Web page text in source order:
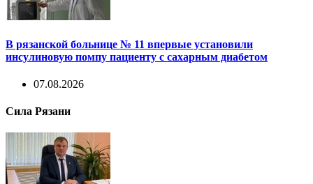
В рязанской больнице № 11 впервые установили
инсулиновую помпу пациенту с сахарным диабетом
07.08.2026
Сила Рязани